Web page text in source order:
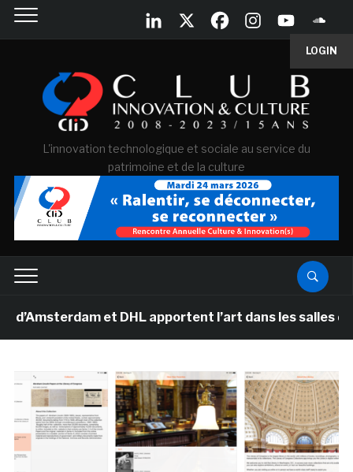
LOGIN
L'innovation technologique et sociale au service du
patrimoine et de la culture
et DHL apportent l’art dans les salles de